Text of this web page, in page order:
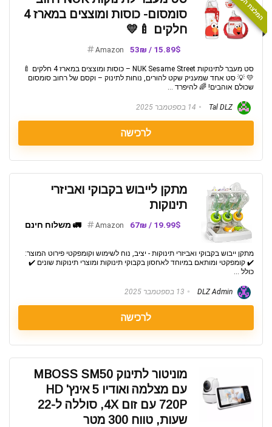
סומסום- כוסות ומוצצים במארז 4
חלקים 🍼💛
15.89$ / 53₪
Amazon
סט מעבר לתינוקות NUK Sesame Street – כוסות ומוצצים במארז 4 חלקים 🍼
💛 💡 סט אחד שמעניק שקט להורים, נוחות לתינוק – וקסם של רחוב סומסום
שכולם אוהבים! 🌈 להיפרד ...
Tal DLZ 14 בספטמבר 2025
לרכישה
מתקן לייבוש בקבוקי ואביזרי
תינוקות
19.99$ / 67₪
Amazon 🚛 משלוח חינם
מתקן ייבוש בקבוקי ואביזרי תינוקות - יציב, נוח לשימוש וקומפקטי פירוט המוצר:
✔️ קומפקטי ומותאם במיוחד לאחסון בקבוקי תינוקות ומוצרי תינוקות שונים ✔️
כולל ...
13 בספטמבר 2025
לרכישה
מוניטור לתינוק MBOSS SM50
עם מצלמה ואודיו 5 אינץ' HD
720P עם זום 4X, סוללה ל-22
שעות, טווח 300 מטר